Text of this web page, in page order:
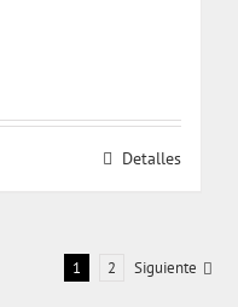
Detalles
1 2 Siguiente